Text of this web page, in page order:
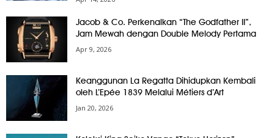
Jacob & Co. Perkenalkan “The Godfather II”,
Jam Mewah dengan Double Melody Pertama
Apr 9, 2026
Keanggunan La Regatta Dihidupkan Kembali
oleh L’Epée 1839 Melalui Métiers d’Art
Jan 20, 2026